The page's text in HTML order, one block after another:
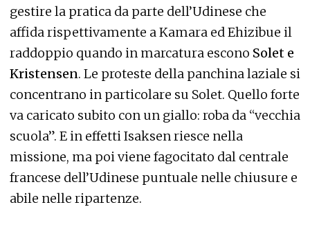
gestire la pratica da parte dell’Udinese che
affida rispettivamente a Kamara ed Ehizibue il
raddoppio quando in marcatura escono Solet e
Kristensen. Le proteste della panchina laziale si
concentrano in particolare su Solet. Quello forte
va caricato subito con un giallo: roba da “vecchia
scuola”. E in effetti Isaksen riesce nella
missione, ma poi viene fagocitato dal centrale
francese dell’Udinese puntuale nelle chiusure e
abile nelle ripartenze.